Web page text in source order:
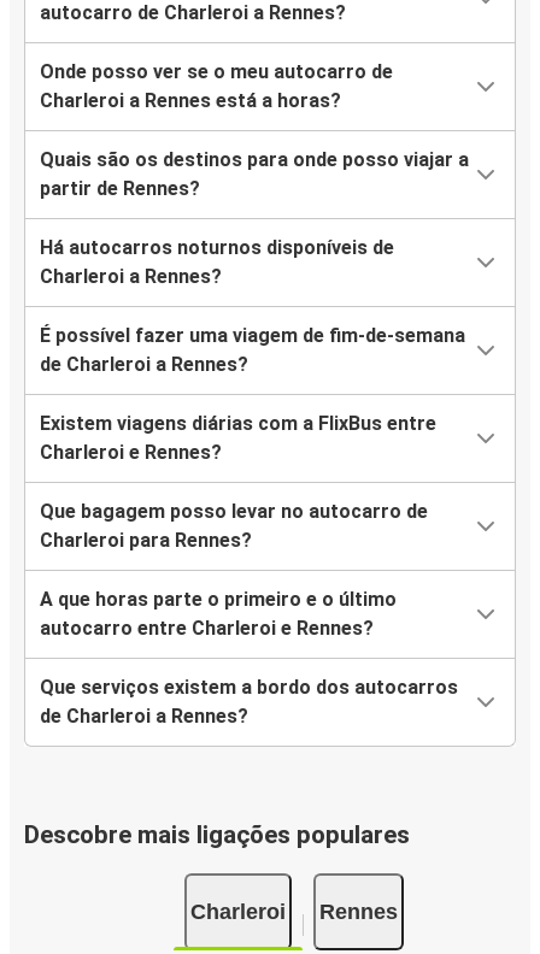
autocarro de Charleroi a Rennes?
Onde posso ver se o meu autocarro de
Charleroi a Rennes está a horas?
Quais são os destinos para onde posso viajar a
partir de Rennes?
Há autocarros noturnos disponíveis de
Charleroi a Rennes?
É possível fazer uma viagem de fim-de-semana
de Charleroi a Rennes?
Existem viagens diárias com a FlixBus entre
Charleroi e Rennes?
Que bagagem posso levar no autocarro de
Charleroi para Rennes?
A que horas parte o primeiro e o último
autocarro entre Charleroi e Rennes?
Que serviços existem a bordo dos autocarros
de Charleroi a Rennes?
Descobre mais ligações populares
Charleroi Rennes